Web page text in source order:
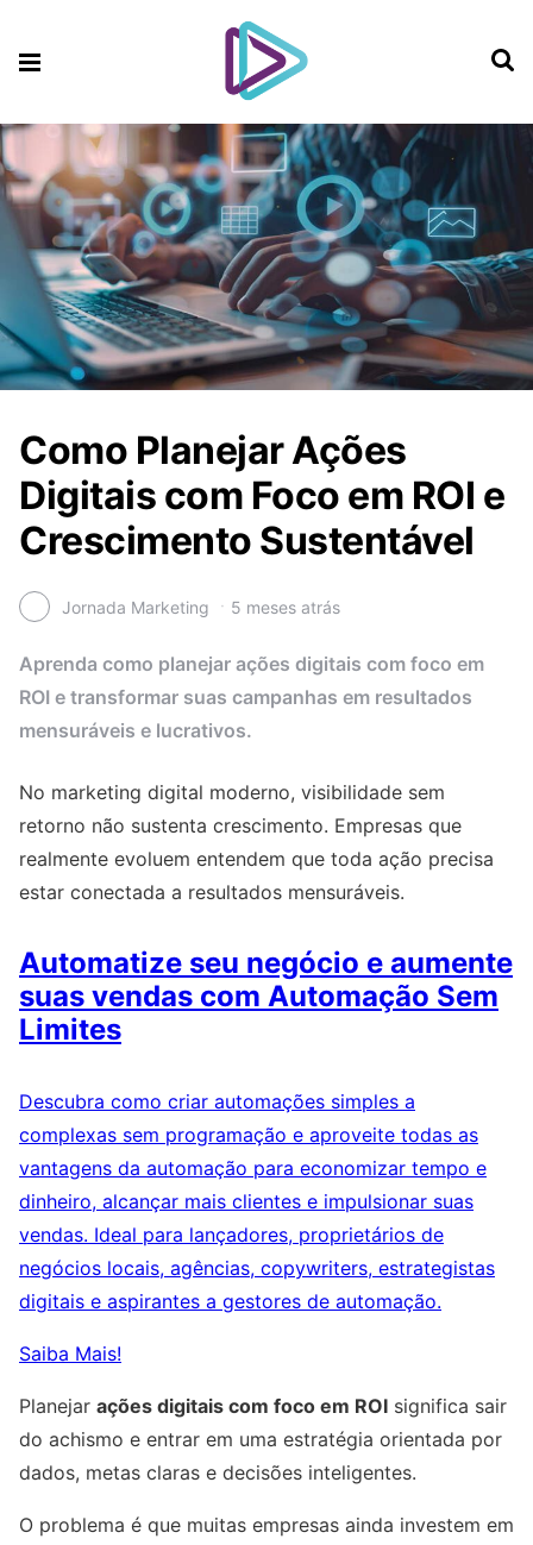
Como Planejar Ações
Digitais com Foco em ROI e
Crescimento Sustentável
Jornada Marketing 5 meses atrás
Aprenda como planejar ações digitais com foco em
ROI e transformar suas campanhas em resultados
mensuráveis e lucrativos.
No marketing digital moderno, visibilidade sem
retorno não sustenta crescimento. Empresas que
realmente evoluem entendem que toda ação precisa
estar conectada a resultados mensuráveis.
Automatize seu negócio e aumente
suas vendas com Automação Sem
Limites
Descubra como criar automações simples a
complexas sem programação e aproveite todas as
vantagens da automação para economizar tempo e
dinheiro, alcançar mais clientes e impulsionar suas
vendas. Ideal para lançadores, proprietários de
negócios locais, agências, copywriters, estrategistas
digitais e aspirantes a gestores de automação.
Saiba Mais!
Planejar ações digitais com foco em ROI significa sair
do achismo e entrar em uma estratégia orientada por
dados, metas claras e decisões inteligentes.
O problema é que muitas empresas ainda investem em